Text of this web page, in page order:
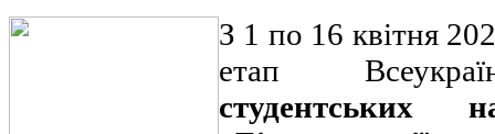
З 1 по 16 квітня
етап
студентських